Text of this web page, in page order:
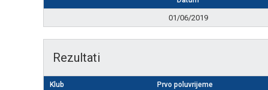
01/06/2019
Rezultati
Klub Prvo poluvrijeme